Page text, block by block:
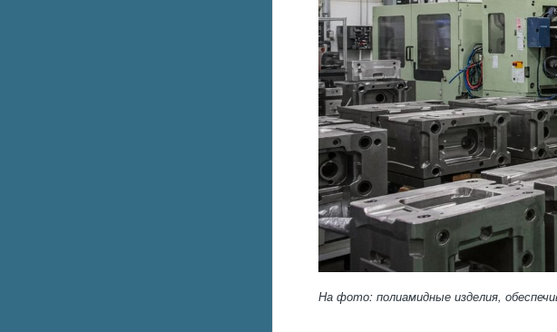
На фото: полиамидные изделия,